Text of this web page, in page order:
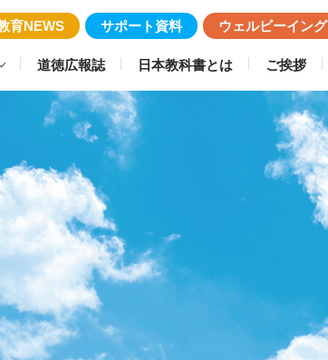
育NEWS サポート資料 ウェルビーイング
道徳広報誌 日本教科書とは ご挨拶